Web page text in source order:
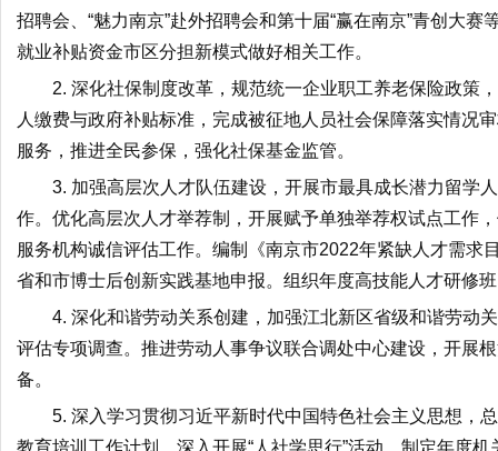
招聘会、“魅力南京”赴外招聘会和第十届“赢在南京”青创大
就业补贴资金市区分担新模式做好相关工作。
2. 深化社保制度改革，规范统一企业职工养老保险政策
人缴费与政府补贴标准，完成被征地人员社会保障落实情况
服务，推进全民参保，强化社保基金监管。
3. 加强高层次人才队伍建设，开展市最具成长潜力留学
作。优化高层次人才举荐制，开展赋予单独举荐权试点工作
服务机构诚信评估工作。编制《南京市2022年紧缺人才需
省和市博士后创新实践基地申报。组织年度高技能人才研修
4. 深化和谐劳动关系创建，加强江北新区省级和谐劳动
评估专项调查。推进劳动人事争议联合调处中心建设，开展
备。
5. 深入学习贯彻习近平新时代中国特色社会主义思想，
教育培训工作计划，深入开展“人社学思行”活动。制定年度